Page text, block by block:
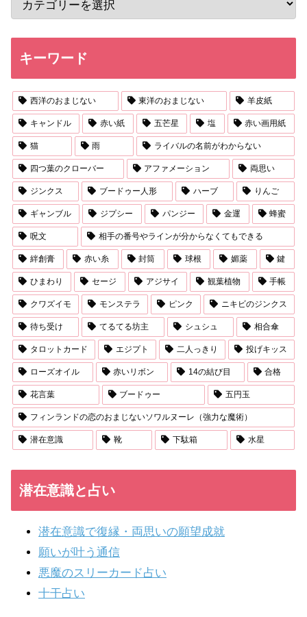
キーワード
西洋のおまじない 東洋のおまじない 羊皮紙
キャンドル 赤い紙 五芒星 塩 赤い画用紙
猫 雨 ライバルの名前がわからない
四つ葉のクローバー アファメーション 両思い
ジンクス ブードゥー人形 ハーブ りんご
ギャンブル ジプシー パンジー 金運 蜂蜜
呪文 相手の番号やラインが分からなくてもできる
絆創膏 赤い糸 封筒 球根 媚薬 鍵
ひまわり セージ アジサイ 観葉植物 手帳
クワズイモ モンステラ ピンク ニキビのジンクス
待ち受け てるてる坊主 シュシュ 相合傘
タロットカード エジプト 二人っきり 投げキッス
ローズオイル 赤いリボン 14の結び目 合格
花言葉 ブードゥー 五円玉
フィンランドの恋のおまじないソワルヌーレ（強力な魔術）
潜在意識 靴 下駄箱 水星
潜在意識と占い
潜在意識で復縁・両思いの願望成就
願いが叶う通信
悪魔のスリーカード占い
十干占い